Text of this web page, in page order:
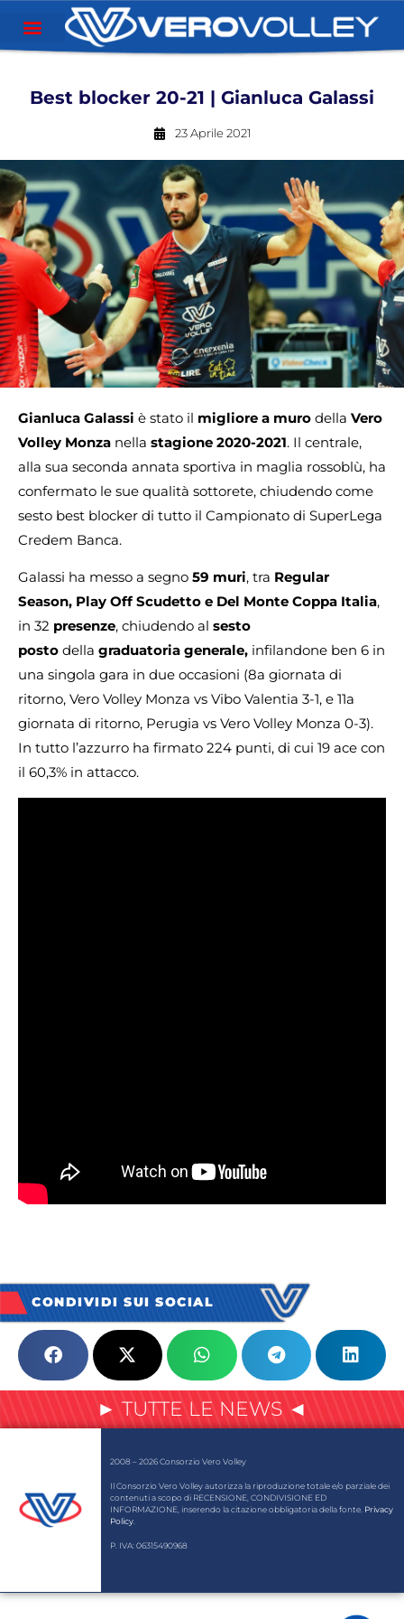
Best blocker 20-21 | Gianluca Galassi
23 Aprile 2021
Gianluca Galassi è stato il migliore a muro della Vero
Volley Monza nella stagione 2020-2021. Il centrale,
alla sua seconda annata sportiva in maglia rossoblù, ha
confermato le sue qualità sottorete, chiudendo come
sesto best blocker di tutto il Campionato di SuperLega
Credem Banca.
Galassi ha messo a segno 59 muri, tra Regular
Season, Play Off Scudetto e Del Monte Coppa Italia,
in 32 presenze, chiudendo al sesto
posto della graduatoria generale, infilandone ben 6 in
una singola gara in due occasioni (8a giornata di
ritorno, Vero Volley Monza vs Vibo Valentia 3-1, e 11a
giornata di ritorno, Perugia vs Vero Volley Monza 0-3).
In tutto l’azzurro ha firmato 224 punti, di cui 19 ace con
il 60,3% in attacco.
CONDIVIDI SUI SOCIAL
► TUTTE LE NEWS ◄
2008 – 2026 Consorzio Vero Volley
Il Consorzio Vero Volley autorizza la riproduzione totale e/o parziale dei
contenuti a scopo di RECENSIONE, CONDIVISIONE ED
INFORMAZIONE, inserendo la citazione obbligatoria della fonte. Privacy
Policy
P. IVA: 06315490968